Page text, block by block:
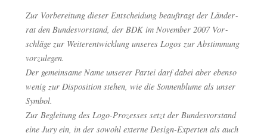
Zur Vor­be­rei­tung die­ser Ent­schei­dung beauf­tragt der Län­der­
rat den Bun­des­vor­stand, der BDK im Novem­ber 2007 Vor­
schlä­ge zur Wei­ter­ent­wick­lung unse­res Logos zur Abstim­mung
vorzulegen.
Der gemein­sa­me Name unse­rer Par­tei darf dabei aber eben­so
wenig zur Dis­po­si­ti­on ste­hen, wie die Son­nen­blu­me als unser
Symbol.
Zur Beglei­tung des Logo-Pro­zes­ses setzt der Bun­des­vor­stand
eine Jury ein, in der sowohl exter­ne Design-Exper­ten als auch